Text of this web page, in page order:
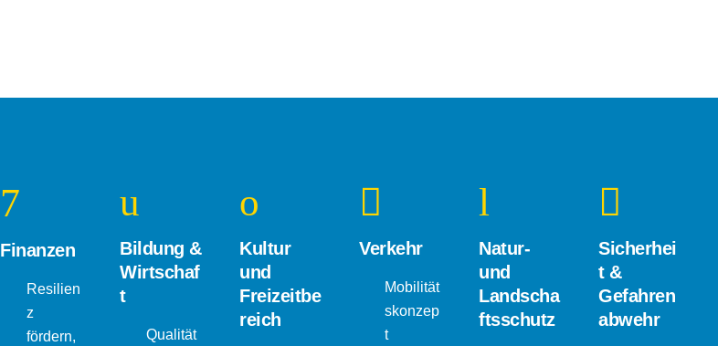
Finanzen
Resilien
z
fördern,
Bildung &
Wirtschaf
t
Qualität
Kultur
und
Freizeitbe
reich
Verkehr
Mobilität
skonzep
t
Natur-
und
Landscha
ftsschutz
Sicherhei
t &
Gefahren
abwehr